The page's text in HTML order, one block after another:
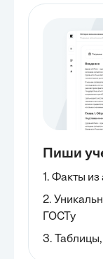
Пиши
1. Факты из
2.
ГОСТу
3.